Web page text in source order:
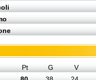
Pt G
V